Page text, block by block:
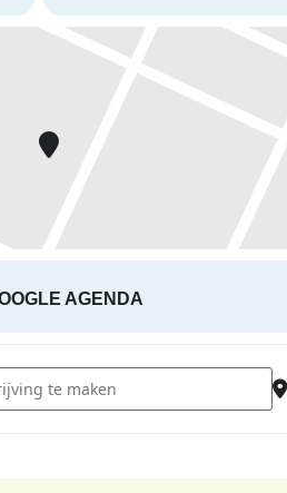
AGENDA